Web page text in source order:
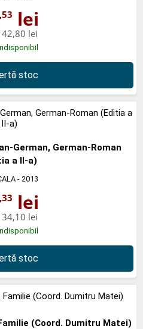
,53 lei
42,80 lei
stoc
German, German-Roman
a II-a)
- 2013
,33 lei
34,10 lei
stoc
(Coord. Dumitru Matei)